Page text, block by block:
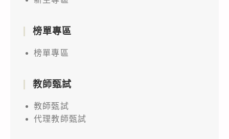
榜單專區
榜單專區
教師甄試
教師甄試
代理教師甄試